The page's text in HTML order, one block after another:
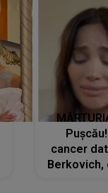
cancer
Berkovich,